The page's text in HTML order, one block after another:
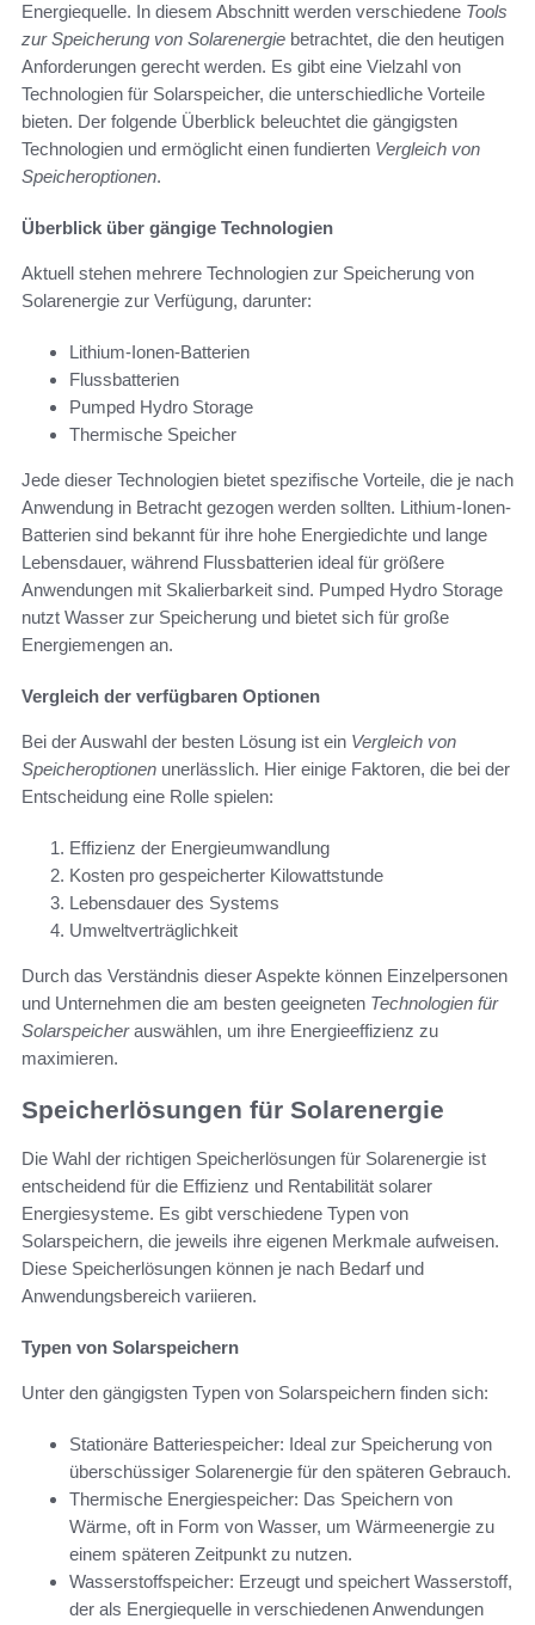
Energiequelle. In diesem Abschnitt werden verschiedene Tools
zur Speicherung von Solarenergie betrachtet, die den heutigen
Anforderungen gerecht werden. Es gibt eine Vielzahl von
Technologien für Solarspeicher, die unterschiedliche Vorteile
bieten. Der folgende Überblick beleuchtet die gängigsten
Technologien und ermöglicht einen fundierten Vergleich von
Speicheroptionen.
Überblick über gängige Technologien
Aktuell stehen mehrere Technologien zur Speicherung von
Solarenergie zur Verfügung, darunter:
Lithium-Ionen-Batterien
Flussbatterien
Pumped Hydro Storage
Thermische Speicher
Jede dieser Technologien bietet spezifische Vorteile, die je nach
Anwendung in Betracht gezogen werden sollten. Lithium-Ionen-
Batterien sind bekannt für ihre hohe Energiedichte und lange
Lebensdauer, während Flussbatterien ideal für größere
Anwendungen mit Skalierbarkeit sind. Pumped Hydro Storage
nutzt Wasser zur Speicherung und bietet sich für große
Energiemengen an.
Vergleich der verfügbaren Optionen
Bei der Auswahl der besten Lösung ist ein Vergleich von
Speicheroptionen unerlässlich. Hier einige Faktoren, die bei der
Entscheidung eine Rolle spielen:
Effizienz der Energieumwandlung
Kosten pro gespeicherter Kilowattstunde
Lebensdauer des Systems
Umweltverträglichkeit
Durch das Verständnis dieser Aspekte können Einzelpersonen
und Unternehmen die am besten geeigneten Technologien für
Solarspeicherauswählen, um ihre Energieeffizienz zu
maximieren.
Speicherlösungen für Solarenergie
Die Wahl der richtigen Speicherlösungen für Solarenergie ist
entscheidend für die Effizienz und Rentabilität solarer
Energiesysteme. Es gibt verschiedene Typen von
Solarspeichern, die jeweils ihre eigenen Merkmale aufweisen.
Diese Speicherlösungen können je nach Bedarf und
Anwendungsbereich variieren.
Typen von Solarspeichern
Unter den gängigsten Typen von Solarspeichern finden sich:
Stationäre Batteriespeicher: Ideal zur Speicherung von
überschüssiger Solarenergie für den späteren Gebrauch.
Thermische Energiespeicher: Das Speichern von
Wärme, oft in Form von Wasser, um Wärmeenergie zu
einem späteren Zeitpunkt zu nutzen.
Wasserstoffspeicher: Erzeugt und speichert Wasserstoff,
der als Energiequelle in verschiedenen Anwendungen